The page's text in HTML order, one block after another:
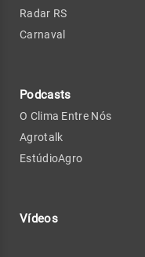
Radar RS
Carnaval
Podcasts
O Clima Entre Nós
Agrotalk
EstúdioAgro
Vídeos